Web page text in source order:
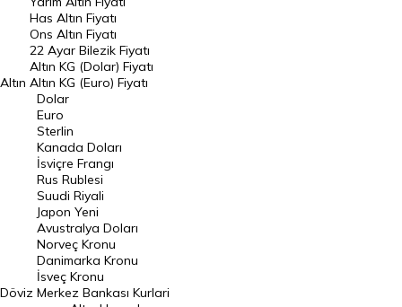
DÖVİZ
Döviz Kuru
Dolar Kuru
Euro Kuru
Pound Kuru
Frank Kuru
Riyal Kuru
Avustralya Doları
Danimarka Kronu Kuru
Kanada Doları Kuru
Norveç Kronu Kuru
Altın
Has Altın Fiyatı
Ons Altın Fiyatı
22 Ayar Bilezik Fiyatı
Altın KG (Dolar) Fiyatı
Altın KG (Euro) Fiyatı
Döviz
Dolar
Euro
Sterlin
Kanada Doları
İsviçre Frangı
Rus Rublesi
Suudi Riyali
Japon Yeni
Avustralya Doları
Norveç Kronu
Danimarka Kronu
İsveç Kronu
Merkez Bankası Kurlari